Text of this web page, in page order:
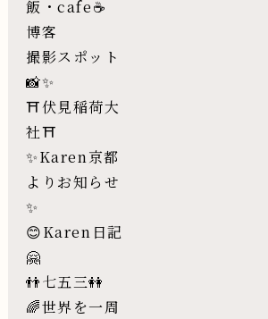
飯・cafe☕️
博客
撮影スポット
📸✨
⛩伏見稲荷大
社⛩
✨Karen京都
よりお知らせ
✨
😊Karen日記
🤗
👬七五三👭
🌈世界を一周